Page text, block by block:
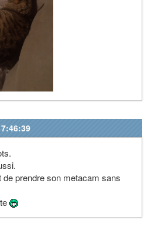
prendre son metacam sans